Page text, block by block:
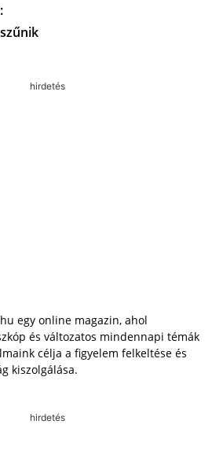
hirdetés
egy online magazin, ahol
és változatos mindennapi témák
célja a figyelem felkeltése és
kiszolgálása.
hirdetés